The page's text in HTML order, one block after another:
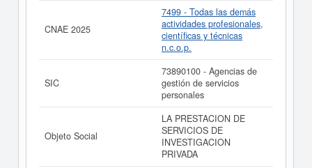
CNAE 2025
7499 - Todas las demás
actividades profesionales,
científicas y técnicas
n.c.o.p.
SIC
73890100 - Agencias de
gestión de servicios
personales
Objeto Social
LA PRESTACION DE
SERVICIOS DE
INVESTIGACION
PRIVADA